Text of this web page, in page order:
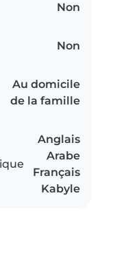
Non
Non
Au domicile
de la famille
Anglais
Arabe
Français
Kabyle